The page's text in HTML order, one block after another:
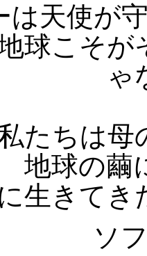
は天使が
球こそが
ゃ
たちは母
地球の繭
生きてき
ソ